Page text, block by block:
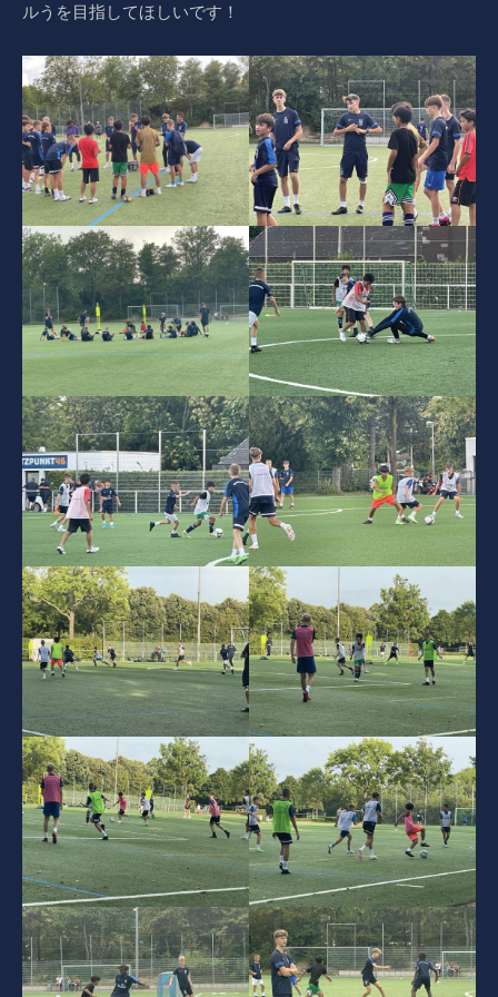
ルうを目指してほしいです！